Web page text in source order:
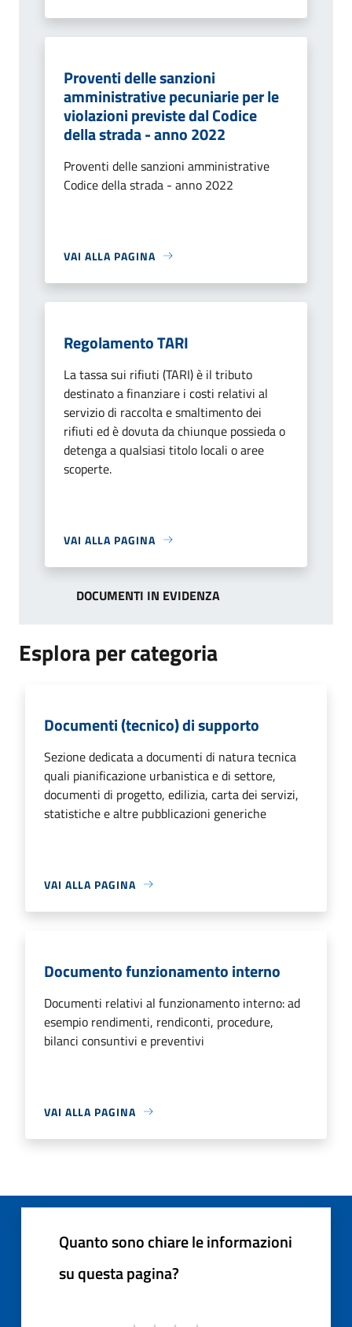
Proventi delle sanzioni
amministrative pecuniarie per le
violazioni previste dal Codice
della strada - anno 2022
Proventi delle sanzioni amministrative
Codice della strada - anno 2022
VAI ALLA PAGINA
Regolamento TARI
La tassa sui rifiuti (TARI) è il tributo
destinato a finanziare i costi relativi al
servizio di raccolta e smaltimento dei
rifiuti ed è dovuta da chiunque possieda o
detenga a qualsiasi titolo locali o aree
scoperte.
VAI ALLA PAGINA
DOCUMENTI IN EVIDENZA
Esplora per categoria
Documenti (tecnico) di supporto
Sezione dedicata a documenti di natura tecnica
quali pianificazione urbanistica e di settore,
documenti di progetto, edilizia, carta dei servizi,
statistiche e altre pubblicazioni generiche
VAI ALLA PAGINA
Documento funzionamento interno
Documenti relativi al funzionamento interno: ad
esempio rendimenti, rendiconti, procedure,
bilanci consuntivi e preventivi
VAI ALLA PAGINA
Quanto sono chiare le informazioni
su questa pagina?